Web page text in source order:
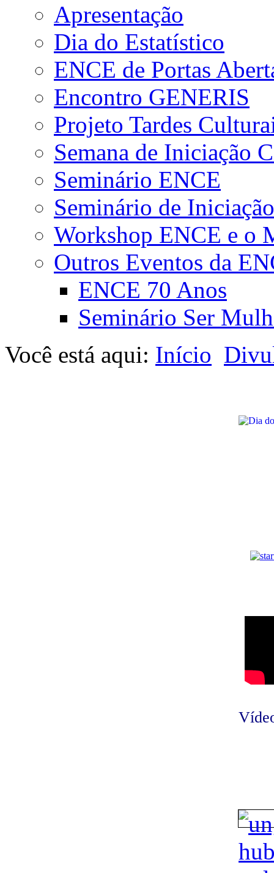
Apresentação
Dia do Estatístico
ENCE de Portas
Encontro GENERIS
Projeto Tardes
Semana de Iniciação
Seminário ENCE
Seminário de
Workshop ENCE e o
Outros Eventos da
ENCE 70 Anos
Seminário Ser
Você está aqui: Início